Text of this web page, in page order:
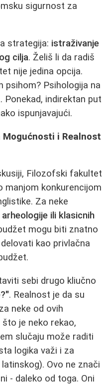
sigurnost za
strategija: istraživanje
cilja. Želiš li da radiš
nije jedina opcija.
psihom? Psihologija na
Ponekad, indirektan put
ispunjavajući.
i Realnost
Filozofski fakultet
manjom konkurencijom
Za neke
ili klasicnih
mogu biti znatno
kao privlačna
sebi drugo kliučno
. Realnost je da su
neke od ovih
je neko rekao,
slučaju može raditi
logika važi i za
Ovo ne znači
- daleko od toga. Oni